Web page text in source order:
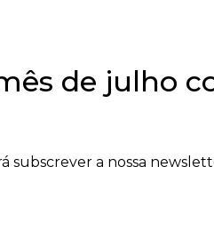
de julho
subscrever a nossa